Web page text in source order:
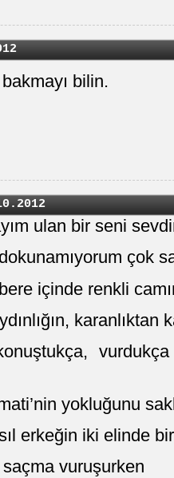
bilin.
ulan bir seni
çok
içinde renkli
karanlıktan
yokluğunu
erkeğin iki elinde
vuruşurken